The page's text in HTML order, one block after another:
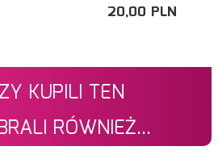
20,00 PLN
KUPILI TEN
RÓWNIEŻ...